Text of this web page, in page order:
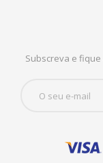
Subscreva e